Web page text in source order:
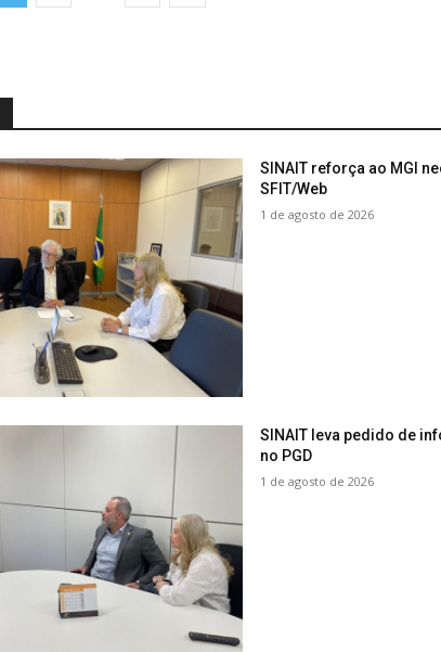
SINAIT reforça ao MGI
SFIT/Web
1 de agosto de 2026
SINAIT leva pedido de
no PGD
1 de agosto de 2026